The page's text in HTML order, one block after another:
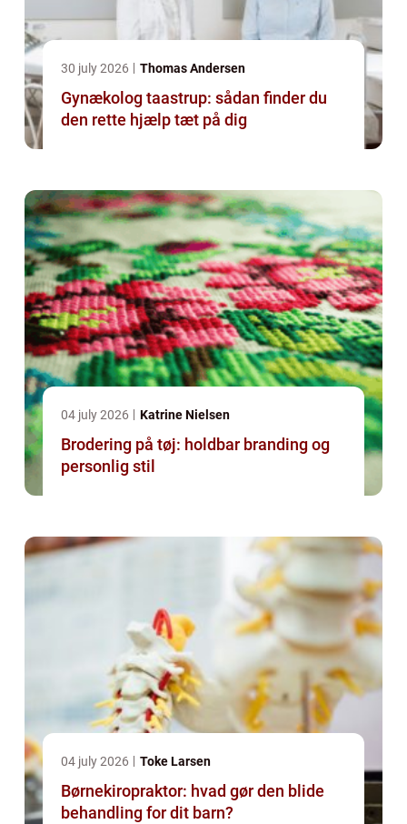
30 july 2026 Thomas Andersen
Gynækolog taastrup: sådan finder du
den rette hjælp tæt på dig
04 july 2026 Katrine Nielsen
Brodering på tøj: holdbar branding og
personlig stil
04 july 2026 Toke Larsen
Børnekiropraktor: hvad gør den blide
behandling for dit barn?